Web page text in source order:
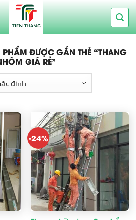
PHẨM ĐƯỢC GẮN THẺ “THANG
GIÁ RẺ”
-24%